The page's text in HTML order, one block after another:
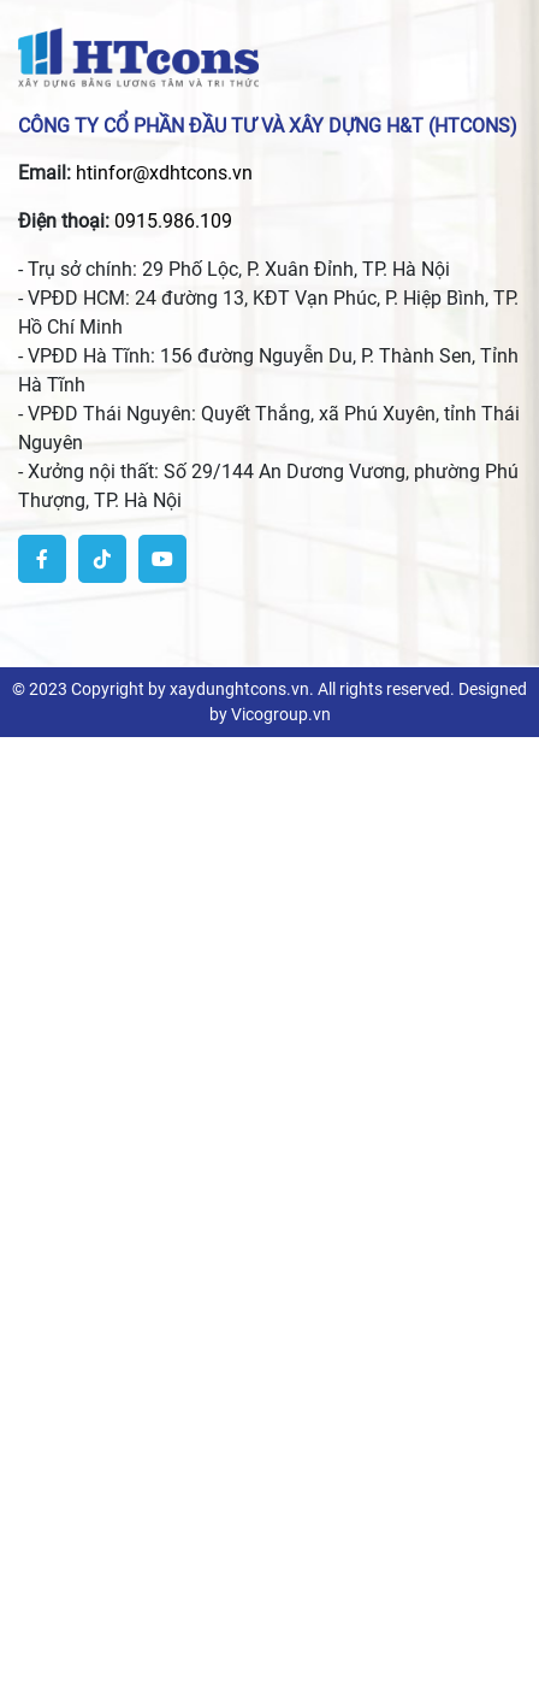
CÔNG TY CỔ PHẦN ĐẦU TƯ VÀ XÂY DỰNG H&T (HTCONS)
Email: htinfor@xdhtcons.vn
Điện thoại: 0915.986.109
- Trụ sở chính: 29 Phố Lộc, P. Xuân Đỉnh, TP. Hà Nội
- VPĐD HCM: 24 đường 13, KĐT Vạn Phúc, P. Hiệp Bình, TP.
Hồ Chí Minh
- VPĐD Hà Tĩnh: 156 đường Nguyễn Du, P. Thành Sen, Tỉnh
Hà Tĩnh
- VPĐD Thái Nguyên: Quyết Thắng, xã Phú Xuyên, tỉnh Thái
Nguyên
- Xưởng nội thất: Số 29/144 An Dương Vương, phường Phú
Thượng, TP. Hà Nội
© 2023 Copyright by xaydunghtcons.vn. All rights reserved. Designed
by Vicogroup.vn